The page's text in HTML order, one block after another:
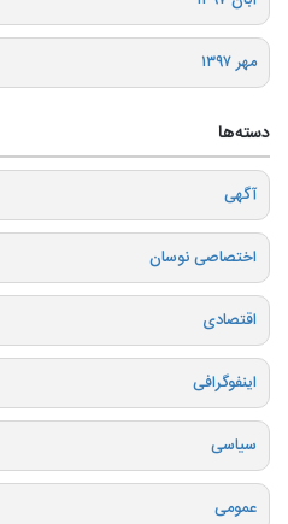
مهر ۱۳۹۷
دسته‌ها
آگهی
اختصاصی نوسان
اقتصادی
اینفوگرافی
سیاسی
عمومی